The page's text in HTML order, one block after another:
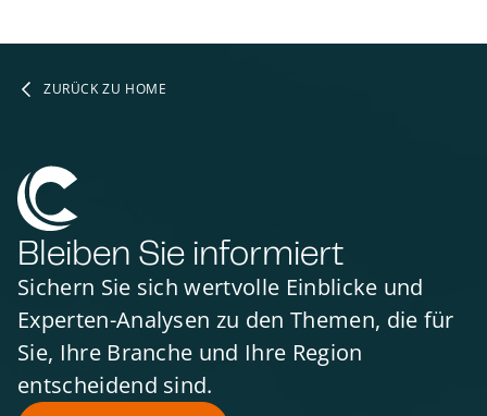
ZURÜCK ZU HOME
Bleiben Sie informiert
Sichern Sie sich wertvolle Einblicke und
Experten-Analysen zu den Themen, die für
Sie, Ihre Branche und Ihre Region
entscheidend sind.